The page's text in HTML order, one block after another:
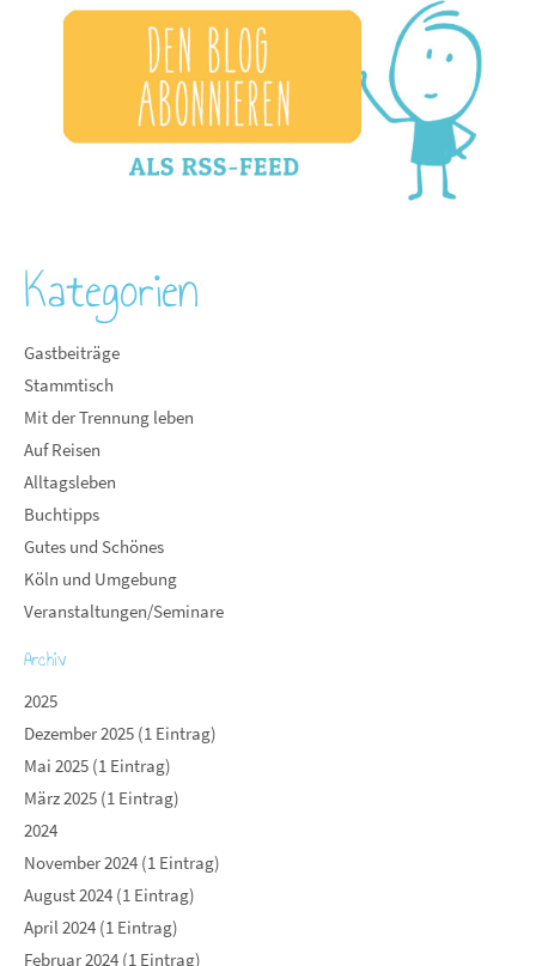
Kategorien
Gastbeiträge
Stammtisch
Mit der Trennung leben
Auf Reisen
Alltagsleben
Buchtipps
Gutes und Schönes
Köln und Umgebung
Veranstaltungen/Seminare
Archiv
2025
Dezember 2025 (1 Eintrag)
Mai 2025 (1 Eintrag)
März 2025 (1 Eintrag)
2024
November 2024 (1 Eintrag)
August 2024 (1 Eintrag)
April 2024 (1 Eintrag)
Februar 2024 (1 Eintrag)